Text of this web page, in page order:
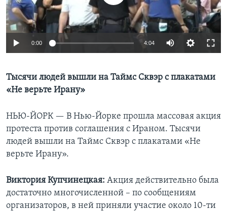
Learning English
СОЦИАЛЬНЫЕ СЕТИ
Языки
0:00 4:04
Тысячи людей вышли на Таймс Сквэр с плакатами
«Не верьте Ирану»
НЬЮ-ЙОРК — В Нью-Йорке прошла массовая акция
протеста против соглашения с Ираном. Тысячи
людей вышли на Таймс Сквэр с плакатами «Не
верьте Ирану».
Виктория Купчинецкая: Акция действительно была
достаточно многочисленной – по сообщениям
организаторов, в ней приняли участие около 10-ти